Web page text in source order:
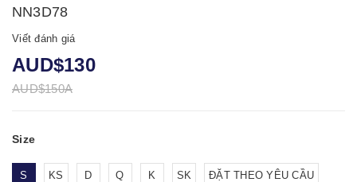
NN3D78
Viết đánh giá
AUD$130
AUD$150A
Size
S KS D Q K SK ĐẶT THEO YÊU CẦU